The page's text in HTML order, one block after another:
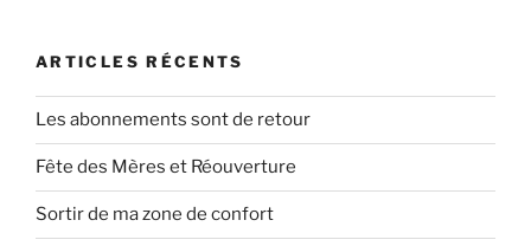
ARTICLES RÉCENTS
Les abonnements sont de retour
Fête des Mères et Réouverture
Sortir de ma zone de confort